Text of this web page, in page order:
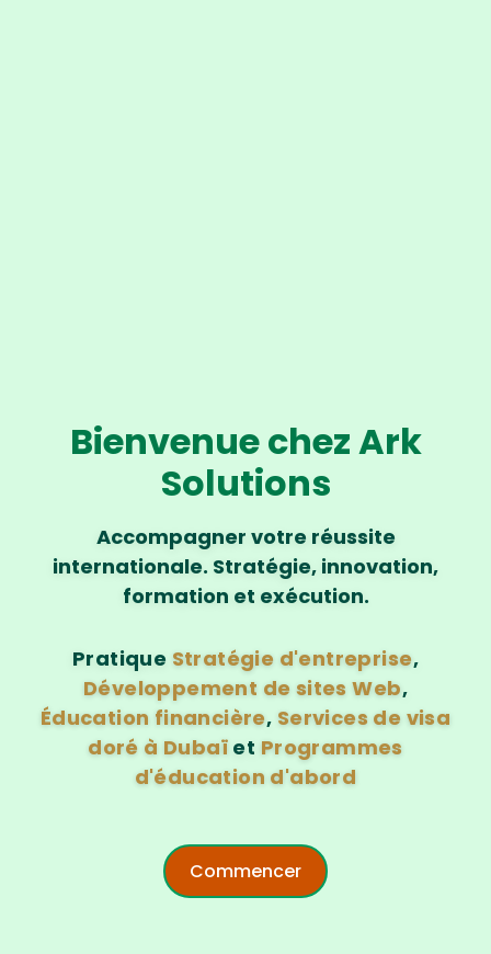
Bienvenue chez Ark
Solutions
Accompagner votre réussite
internationale. Stratégie, innovation,
formation et exécution.
Pratique Stratégie d'entreprise,
Développement de sites Web,
Éducation financière, Services de visa
doré à Dubaï et Programmes
d'éducation d'abord
Commencer